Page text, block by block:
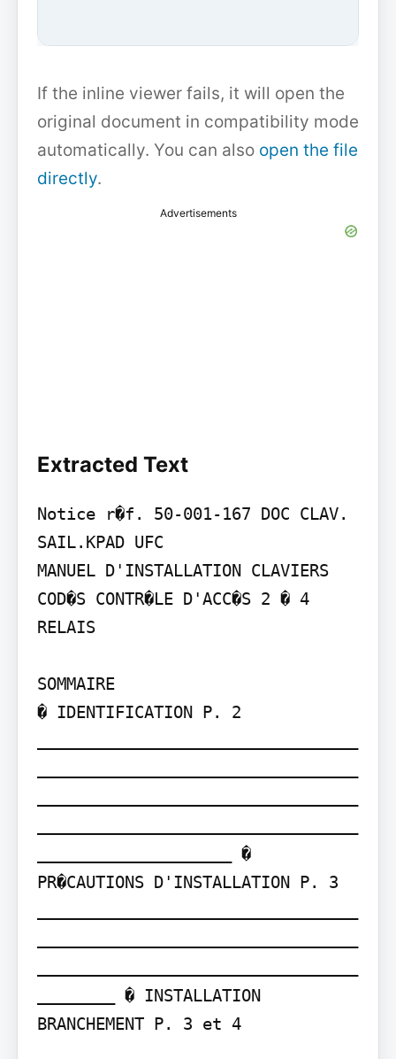
If the inline viewer fails, it will open the
original document in compatibility mode
automatically. You can also open the file
directly.
Advertisements
Extracted Text
Notice r�f. 50-001-167 DOC CLAV.
SAIL.KPAD UFC
MANUEL D'INSTALLATION CLAVIERS
COD�S CONTR�LE D'ACC�S 2 � 4
RELAIS
SOMMAIRE
� IDENTIFICATION P. 2
____________________ �
PR�CAUTIONS D'INSTALLATION P. 3
________ � INSTALLATION
BRANCHEMENT P. 3 et 4